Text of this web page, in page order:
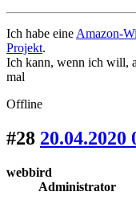
Ich habe eine Amazon-
Projekt.
Ich kann, wenn ich will,
mal
Offline
#28 20.04.2020
webbird
Administrator